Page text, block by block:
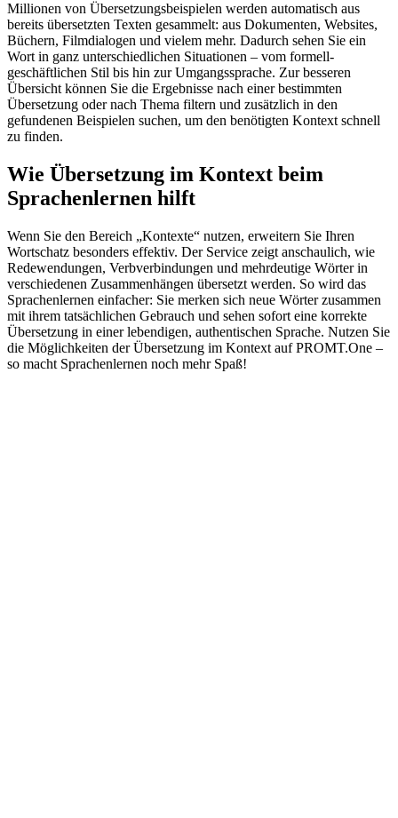
Millionen von Übersetzungsbeispielen werden automatisch aus
bereits übersetzten Texten gesammelt: aus Dokumenten, Websites,
Büchern, Filmdialogen und vielem mehr. Dadurch sehen Sie ein
Wort in ganz unterschiedlichen Situationen – vom formell-
geschäftlichen Stil bis hin zur Umgangssprache. Zur besseren
Übersicht können Sie die Ergebnisse nach einer bestimmten
Übersetzung oder nach Thema filtern und zusätzlich in den
gefundenen Beispielen suchen, um den benötigten Kontext schnell
zu finden.
Wie Übersetzung im Kontext beim
Sprachenlernen hilft
Wenn Sie den Bereich „Kontexte“ nutzen, erweitern Sie Ihren
Wortschatz besonders effektiv. Der Service zeigt anschaulich, wie
Redewendungen, Verbverbindungen und mehrdeutige Wörter in
verschiedenen Zusammenhängen übersetzt werden. So wird das
Sprachenlernen einfacher: Sie merken sich neue Wörter zusammen
mit ihrem tatsächlichen Gebrauch und sehen sofort eine korrekte
Übersetzung in einer lebendigen, authentischen Sprache. Nutzen Sie
die Möglichkeiten der Übersetzung im Kontext auf PROMT.One –
so macht Sprachenlernen noch mehr Spaß!